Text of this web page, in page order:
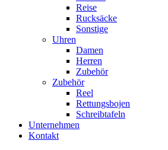
Reise
Rucksäcke
Sonstige
Uhren
Damen
Herren
Zubehör
Zubehör
Reel
Rettungsbojen
Schreibtafeln
Unternehmen
Kontakt